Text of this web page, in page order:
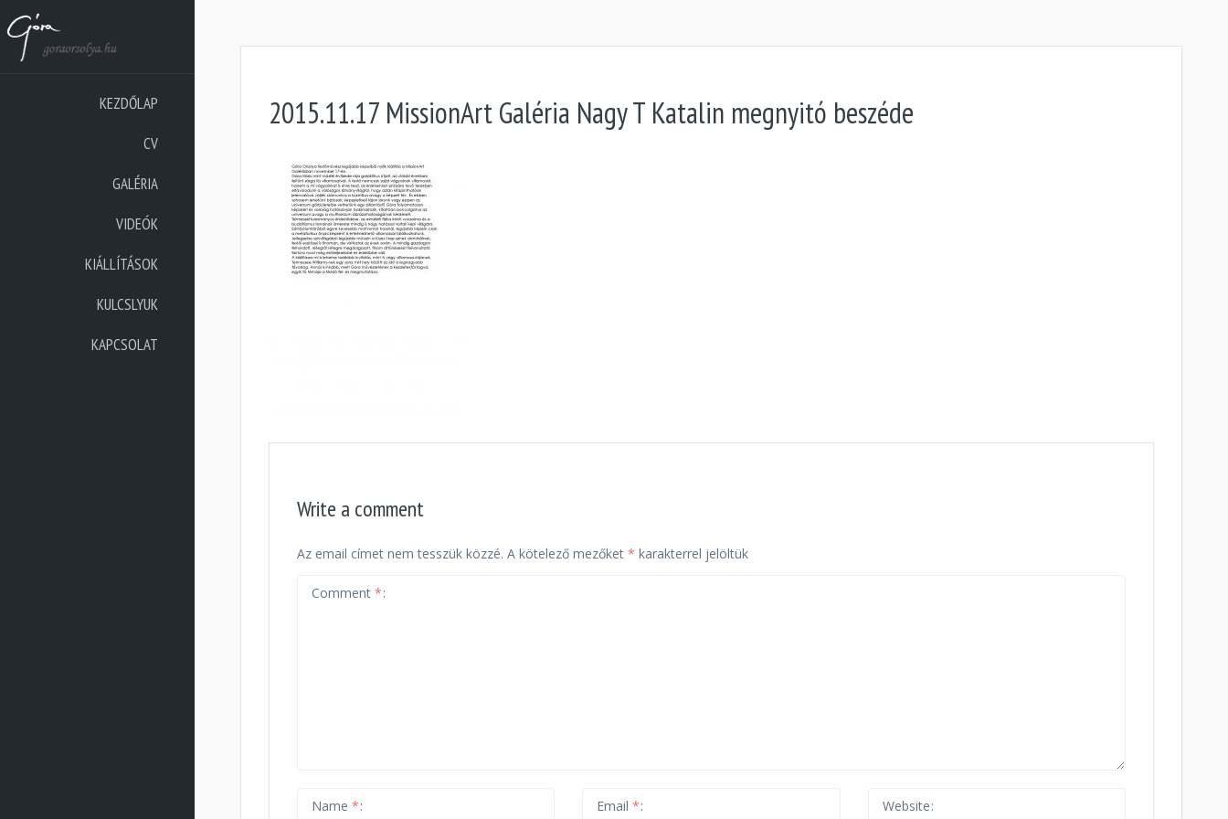
KEZDŐLAP
CV
GALÉRIA
VIDEÓK
KIÁLLÍTÁSOK
KULCSLYUK
KAPCSOLAT
2015.11.17 MissionArt Galéria Nagy T Katalin megnyitó beszéde
Write a comment
Az email címet nem tesszük közzé. A kötelező mezőket * karakterrel jelöltük
Comment *
Name * Email* Website